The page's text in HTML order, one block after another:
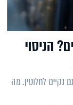
הניסוי
לחלוטין. מה